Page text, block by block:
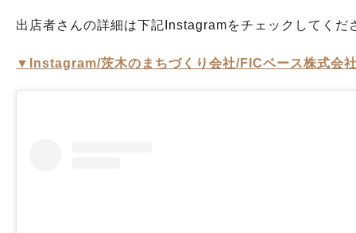
出店者さんの詳細は下記Instagramをチェックしてくだ
▼Instagram/茨木のまちづくり会社/FICベース株式会